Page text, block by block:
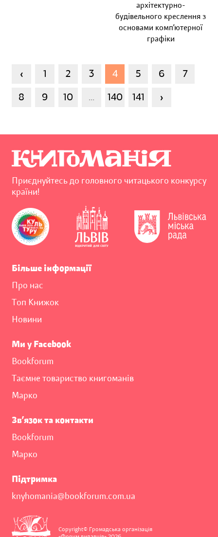
архітектурно-
будівельного креслення з
основами комп’ютерної
графіки
‹ 1 2 3 4 5 6
7
8
9 10 ... 140 141 ›
Приєднуйтесь до головного читацького конкурсу
країни!
Більше інформації
Про нас
Топ Книжок
Новини
Ми у Facebook
Bookforum
Таємне товариство книгоманів
Марко
Зв’язок та контакти
Bookforum
Марко
Підтримка
knyhomania@bookforum.com.ua
Copyright© Громадська організація